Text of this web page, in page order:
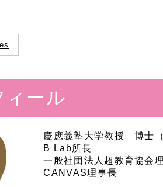
ィール
慶應義塾大学教授 博士
B Lab所長
一般社団法人超教育協会
CANVAS理事長